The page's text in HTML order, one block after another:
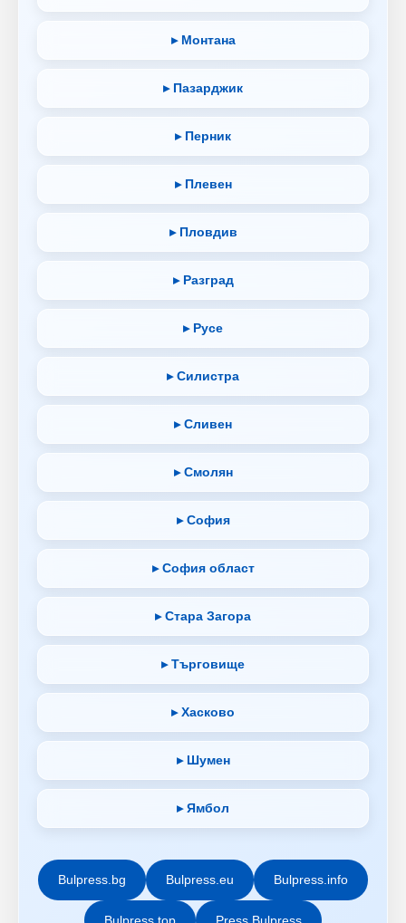
▸ Монтана
▸ Пазарджик
▸ Перник
▸ Плевен
▸ Пловдив
▸ Разград
▸ Русе
▸ Силистра
▸ Сливен
▸ Смолян
▸ София
▸ София област
▸ Стара Загора
▸ Търговище
▸ Хасково
▸ Шумен
▸ Ямбол
Bulpress.bg Bulpress.eu Bulpress.info